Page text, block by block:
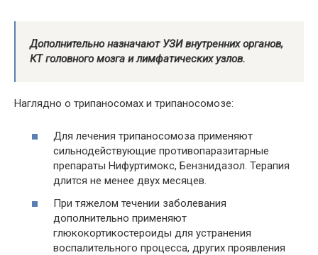
Дополнительно назначают УЗИ внутренних органов,
КТ головного мозга и лимфатических узлов.
Наглядно о трипаносомах и трипаносомозе:
Для лечения трипаносомоза применяют
сильнодействующие противопаразитарные
препараты Нифуртимокс, Бензнидазол. Терапия
длится не менее двух месяцев.
При тяжелом течении заболевания
дополнительно применяют
глюкокортикостероиды для устранения
воспалительного процесса, других проявления